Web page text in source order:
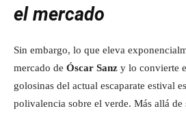
el mercado
Sin embargo, lo que eleva
mercado de Óscar Sanz y lo convierte
golosinas del actual escaparate estival
polivalencia sobre el verde. Más allá